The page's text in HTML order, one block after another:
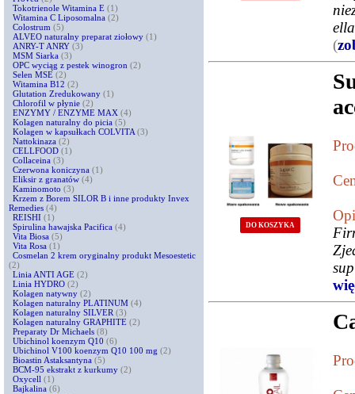
Tokotrienole Witamina E (1)
Witamina C Liposomalna (2)
Colostrum (5)
ALVEO naturalny preparat ziołowy (1)
ANRY-T ANRY (3)
MSM Siarka (3)
OPC wyciąg z pestek winogron (2)
Selen MSE (2)
Witamina B12 (2)
Glutation Zredukowany (1)
Chlorofil w płynie (2)
ENZYMY / ENZYME MAX (4)
Kolagen naturalny do picia (5)
Kolagen w kapsułkach COLVITA (3)
Nattokinaza (2)
CELLFOOD (1)
Collaceina (3)
Czerwona koniczyna (1)
Eliksir z granatów (4)
Kaminomoto (3)
Krzem z Borem SILOR B i inne produkty Invex
Remedies (4)
REISHI (1)
Spirulina hawajska Pacifica (4)
Vita Biosa (5)
Vita Rosa (1)
Cosmelan 2 krem oryginalny produkt Mesoestetic
(2)
Linia ANTI AGE (2)
Linia HYDRO (2)
Kolagen natywny (2)
Kolagen naturalny PLATINUM (4)
Kolagen naturalny SILVER (3)
Kolagen naturalny GRAPHITE (2)
Preparaty Dr Michaels (8)
Ubichinol koenzym Q10 (6)
Ubichinol V100 koenzym Q10 100 mg (2)
Bioastin Astaksantyna (5)
BCM-95 ekstrakt z kurkumy (2)
Oxycell (1)
Bajkalina (6)
(
DO KOSZYKA